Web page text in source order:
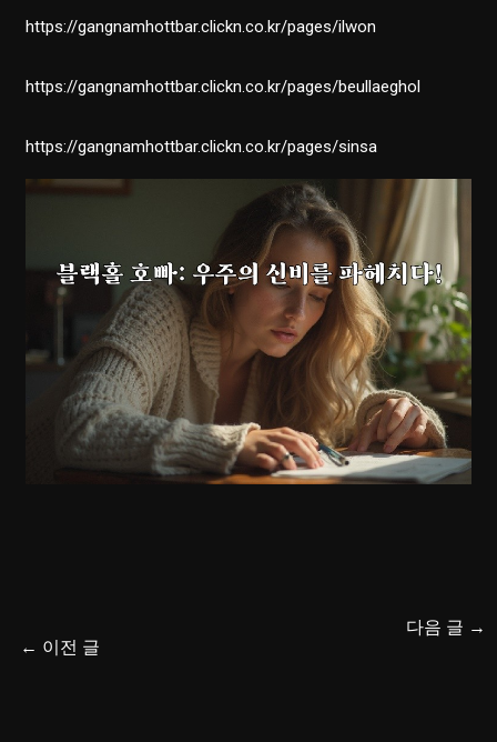
https://gangnamhottbar.clickn.co.kr/pages/ilwon
https://gangnamhottbar.clickn.co.kr/pages/beullaeghol
https://gangnamhottbar.clickn.co.kr/pages/sinsa
← 이전 글
다음 글 →